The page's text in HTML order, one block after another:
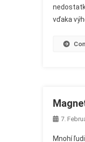
vďaka
7.
Mnohí